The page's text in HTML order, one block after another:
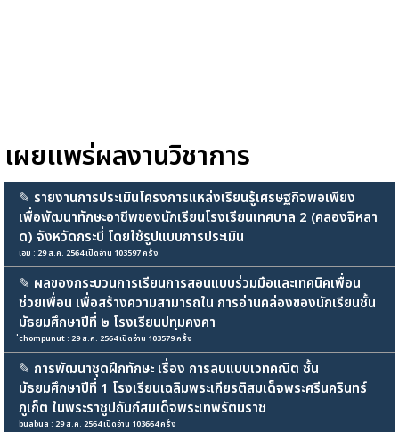
เผยแพร่ผลงานวิชาการ
✎ รายงานการประเมินโครงการแหล่งเรียนรู้เศรษฐกิจพอเพียง
เพื่อพัฒนาทักษะอาชีพของนักเรียนโรงเรียนเทศบาล 2 (คลองจิหลา
ด) จังหวัดกระบี่ โดยใช้รูปแบบการประเมิน
เอม : 29 ส.ค. 2564 เปิดอ่าน 103597 ครั้ง
✎ ผลของกระบวนการเรียนการสอนแบบร่วมมือและเทคนิคเพื่อน
ช่วยเพื่อน เพื่อสร้างความสามารถใน การอ่านคล่องของนักเรียนชั้น
มัธยมศึกษาปีที่ ๒ โรงเรียนปทุมคงคา
่chompunut : 29 ส.ค. 2564 เปิดอ่าน 103579 ครั้ง
✎ การพัฒนาชุดฝึกทักษะ เรื่อง การลบแบบเวทคณิต ชั้น
มัธยมศึกษาปีที่ 1 โรงเรียนเฉลิมพระเกียรติสมเด็จพระศรีนครินทร์
ภูเก็ต ในพระราชูปถัมภ์สมเด็จพระเทพรัตนราช
buabua : 29 ส.ค. 2564 เปิดอ่าน 103664 ครั้ง